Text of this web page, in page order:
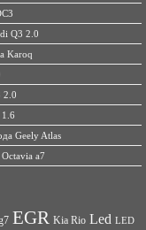
Q3 2.0
Karoq
2.0
Geely Atlas
a7
EGR Kia Rio Led LED